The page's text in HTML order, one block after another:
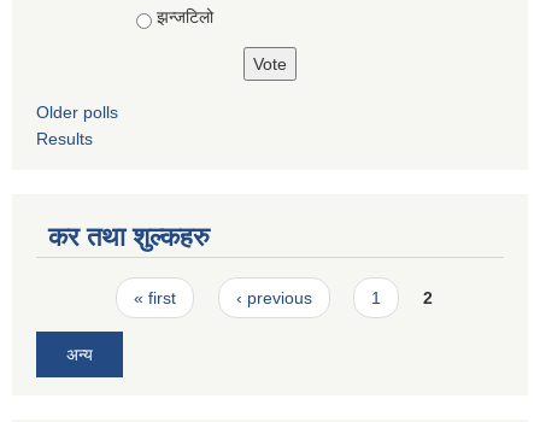
झन्जटिलो
Older polls
Results
कर तथा शुल्कहरु
Pages« first ‹ previous 1 2
अन्य